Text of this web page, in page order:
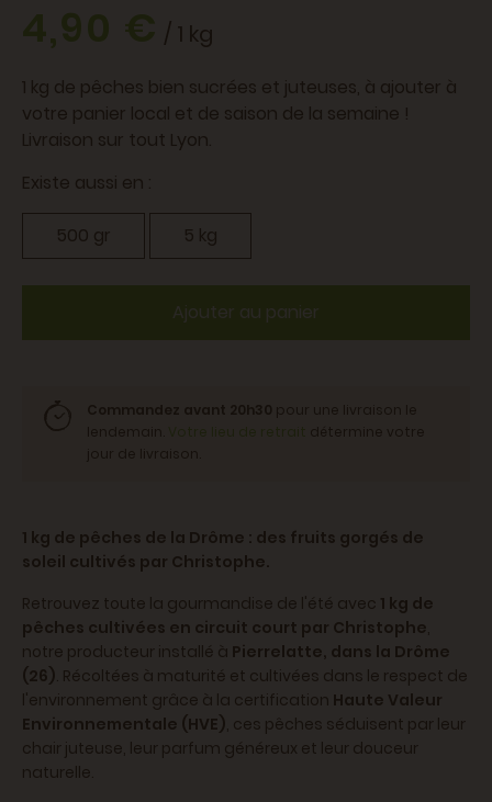
4,90 €/ 1 kg
1 kg de pêches bien sucrées et juteuses, à ajouter à
votre panier local et de saison de la semaine !
Livraison sur tout Lyon.
Existe aussi en :
500 gr 5 kg
Ajouter au panier
1 kg de pêches de la Drôme : des fruits gorgés de
soleil cultivés par Christophe.
Retrouvez toute la gourmandise de l'été avec 1 kg de
pêches cultivées en circuit court par Christophe,
notre producteur installé à Pierrelatte, dans la Drôme
(26). Récoltées à maturité et cultivées dans le respect de
l'environnement grâce à la certification Haute Valeur
Environnementale (HVE), ces pêches séduisent par leur
chair juteuse, leur parfum généreux et leur douceur
naturelle.